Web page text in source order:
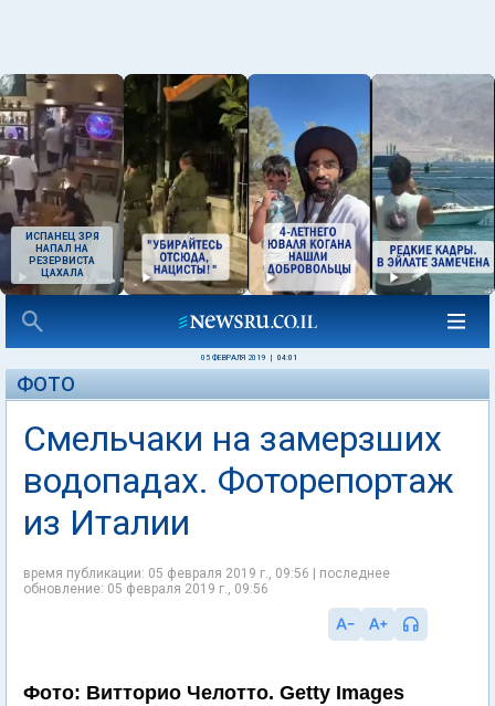
ИСПАНЕЦ ЗРЯ
НАПАЛ НА
РЕЗЕРВИСТА
ЦАХАЛА
05 ФЕВРАЛЯ 2019 04:01
ФОТО
Смельчаки на замерзших
водопадах. Фоторепортаж
из Италии
время публикации: 05 февраля 2019 г., 09:56 | последнее
обновление: 05 февраля 2019 г., 09:56
Фото: Витторио Челотто. Getty Images